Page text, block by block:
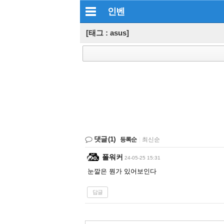
인벤
[태그 : asus]
댓글(1) 등록순 최신순
폴워커 24-05-25 15:31
눈깔은 뭔가 있어보인다
답글